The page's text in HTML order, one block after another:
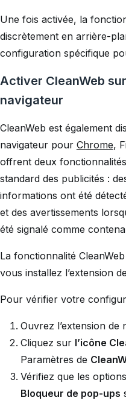
Une fois activée, la
discrètement en arrière-
configuration spécifique
Activer CleanWeb
navigateur
CleanWeb est également
navigateur pour Chrome,
offrent deux
standard des publicités :
informations ont été
et des avertissements
été signalé comme
La fonctionnalité
vous installez l’extension
Pour vérifier votre
Ouvrez l’extension
Cliquez sur l’icône
Paramètres de
Vérifiez que les options
Bloqueur de pop-ups